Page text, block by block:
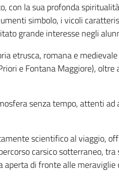
con la sua profonda
simbolo, i vicoli
grande interesse negli
etrusca, romana e
e Fontana Maggiore),
senza tempo, attenti
scientifico al viaggio,
carsico sotterraneo,
di fronte alle